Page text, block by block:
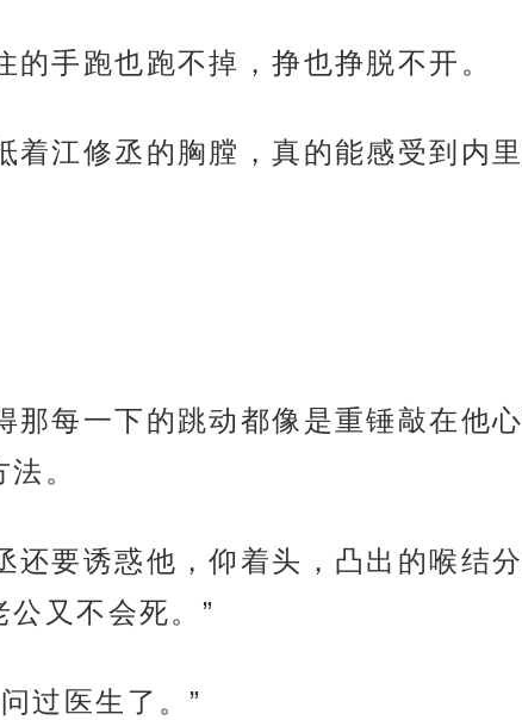
的手跑也跑不掉，挣也挣脱不开。
着江修丞的胸膛，真的能感受到内
那每一下的跳动都像是重锤敲在他
。
还要诱惑他，仰着头，凸出的喉结
又不会死。”
过医生了。”